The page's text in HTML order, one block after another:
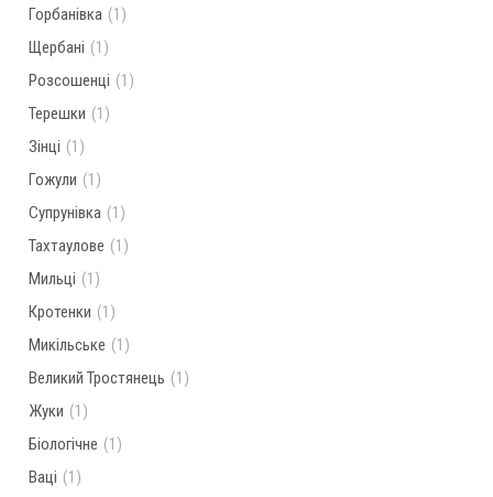
Горбанівка (1)
Щербані (1)
Розсошенці (1)
Терешки (1)
Зінці (1)
Гожули (1)
Супрунівка (1)
Тахтаулове (1)
Мильці (1)
Кротенки (1)
Микільське (1)
Великий Тростянець (1)
Жуки (1)
Біологічне (1)
Ваці (1)